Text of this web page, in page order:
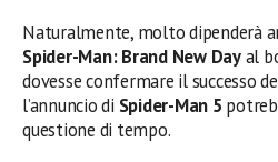
Naturalmente, molto dipenderà
Spider-Man: Brand New Dayal
dovesse confermare il successo
l’annuncio di Spider-Man 5
questione di tempo.